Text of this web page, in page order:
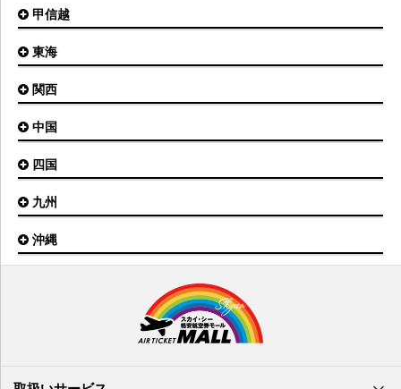
釧路空港
稚内空港
とかち帯広空港
根室中標津空港
奥尻空港
利尻空港
三沢空港
福島空港
大館能代空港
庄内空港
山形空港
能登空港
東京(羽田)空港
茨城空港
八丈島空港
甲信越
新潟空港
東海
名古屋(中部)空港
静岡空港
関西
大阪(伊丹)空港
神戸空港
南紀白浜空港
但馬空港
中国
広島空港
山口宇部空港
出雲空港
米子空港
四国
松山空港
徳島空港
九州
福岡空港
鹿児島空港
沖縄
南大東空港